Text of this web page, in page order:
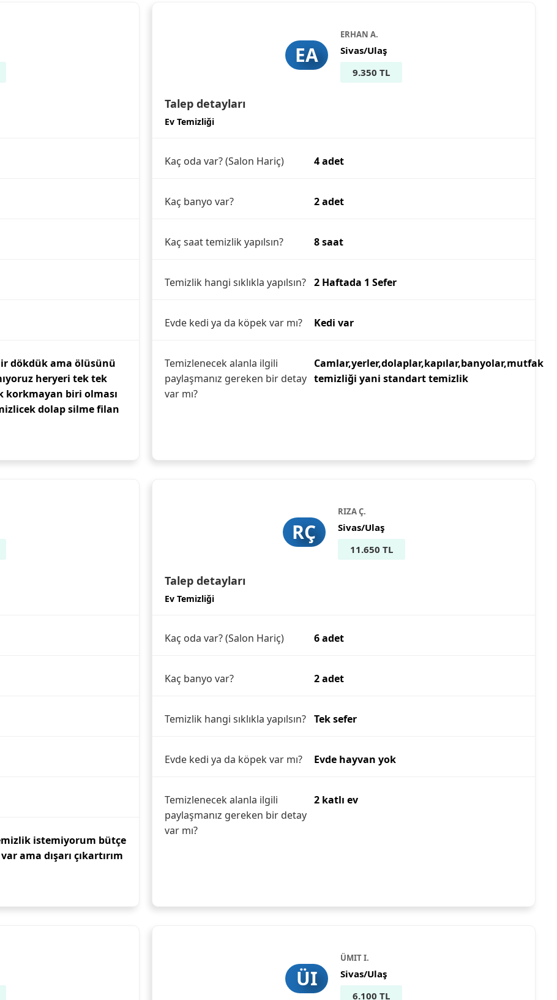
dökdük ama ölüsünü
heryeri tek tek
korkmayan biri olması
dolap silme filan
EA
ERHAN A.
Sivas/Ulaş
9.350 TL
Talep detayları
Ev Temizliği
Kaç oda var? (Salon Hariç) 4 adet
Kaç banyo var? 2 adet
Kaç saat temizlik yapılsın? 8 saat
Temizlik hangi sıklıkla yapılsın? 2 Haftada 1 Sefer
Evde kedi ya da köpek var mı? Kedi var
Temizlenecek alanla ilgili
paylaşmanız gereken bir detay
var mı?
Camlar,yerler,dolaplar,kapılar,banyolar,mutfak
temizliği yani standart temizlik
istemiyorum bütçe
ama dışarı çıkartırım
RÇ
RIZA Ç.
Sivas/Ulaş
11.650 TL
Talep detayları
Ev Temizliği
Kaç oda var? (Salon Hariç) 6 adet
Kaç banyo var? 2 adet
Temizlik hangi sıklıkla yapılsın? Tek sefer
Evde kedi ya da köpek var mı? Evde hayvan yok
Temizlenecek alanla ilgili
paylaşmanız gereken bir detay
var mı?
2 katlı ev
ÜI
ÜMIT I.
Sivas/Ulaş
6.100 TL